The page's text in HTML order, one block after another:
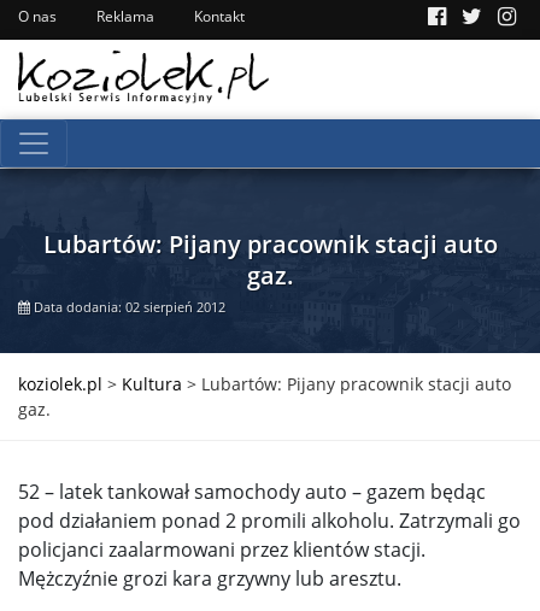
O nas Reklama Kontakt
Lubartów: Pijany pracownik stacji auto
gaz.
Data dodania: 02 sierpień 2012
koziolek.pl > Kultura > Lubartów: Pijany pracownik stacji auto
gaz.
52 – latek tankował samochody auto – gazem będąc
pod działaniem ponad 2 promili alkoholu. Zatrzymali go
policjanci zaalarmowani przez klientów stacji.
Mężczyźnie grozi kara grzywny lub aresztu.